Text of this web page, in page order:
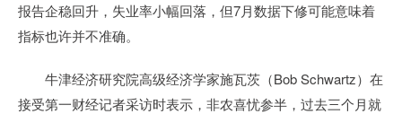
报告企稳回升，失业率小幅回落，但7月数据下修可能意味着
指标也许并不准确。
牛津经济研究院高级经济学家施瓦茨（Bob Schwartz）在
接受第一财经记者采访时表示，非农喜忧参半，过去三个月就